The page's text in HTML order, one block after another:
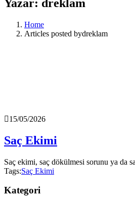
Yazar: dreklam
Home
Articles posted bydreklam
15/05/2026
Saç Ekimi
Saç ekimi, saç dökülmesi sorunu ya da
Tags:Saç Ekimi
Kategori